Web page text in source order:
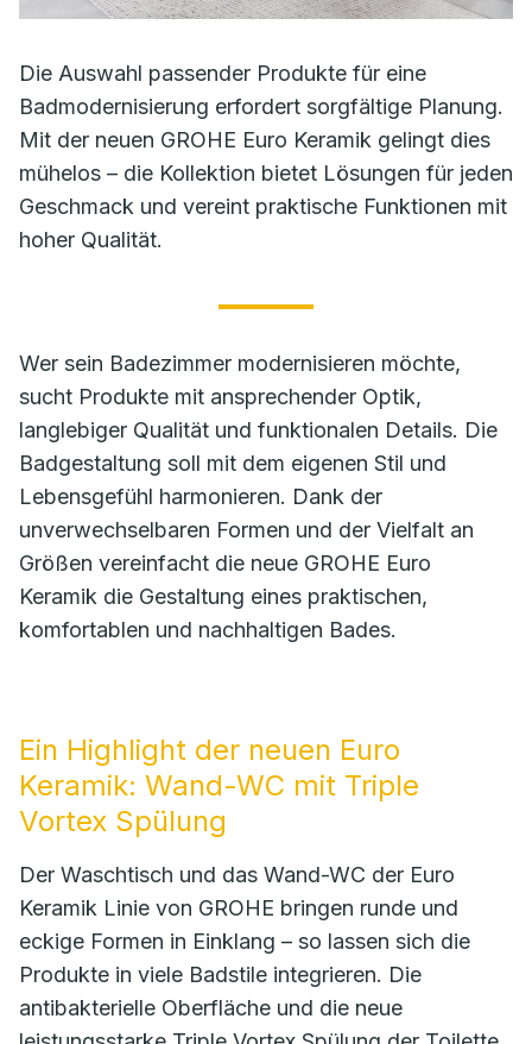
Die Auswahl passender Produkte für eine
Badmodernisierung erfordert sorgfältige Planung.
Mit der neuen GROHE Euro Keramik gelingt dies
mühelos – die Kollektion bietet Lösungen für jeden
Geschmack und vereint praktische Funktionen mit
hoher Qualität.
Wer sein Badezimmer modernisieren möchte,
sucht Produkte mit ansprechender Optik,
langlebiger Qualität und funktionalen Details. Die
Badgestaltung soll mit dem eigenen Stil und
Lebensgefühl harmonieren. Dank der
unverwechselbaren Formen und der Vielfalt an
Größen vereinfacht die neue GROHE Euro
Keramik die Gestaltung eines praktischen,
komfortablen und nachhaltigen Bades.
Ein Highlight der neuen Euro
Keramik: Wand-WC mit Triple
Vortex Spülung
Der Waschtisch und das Wand-WC der Euro
Keramik Linie von GROHE bringen runde und
eckige Formen in Einklang – so lassen sich die
Produkte in viele Badstile integrieren. Die
antibakterielle Oberfläche und die neue